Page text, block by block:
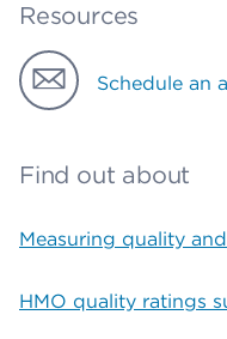
Resources
Schedule an
Find out about
Measuring quality
HMO quality ratings